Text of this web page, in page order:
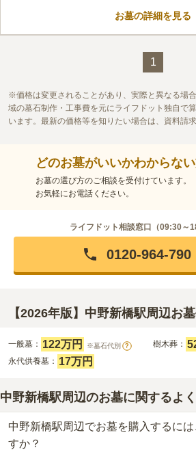
お墓の詳細を見る
1
価格は変更されることがあり、実際と異なる場
域の墓石制作・工事費を元にライフドット独自で
います。最新の価格等を知りたい場合は、資料請
どのお墓がいいかわからな
お墓の選び方のご相談を受付けています。
お気軽にお電話ください。
ライフドット相談窓口（09:30～
0120-964-790
【2026年版】中野新橋駅周辺お
一般墓： 122万円 ※墓石代別 ? 樹木葬：
永代供養墓： 17万円
中野新橋駅周辺のお墓に関するよ
中野新橋駅周辺でお墓を購入するには
すか？